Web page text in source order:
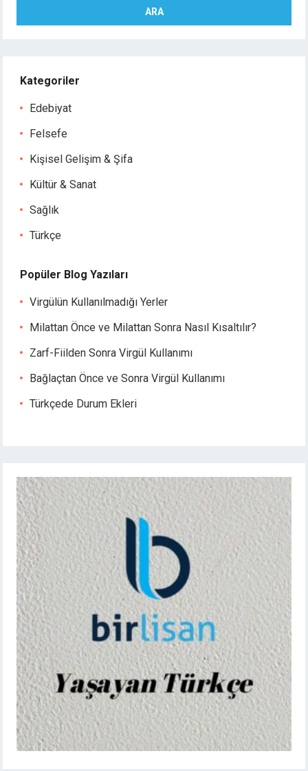
ARA
Kategoriler
Edebiyat
Felsefe
Kişisel Gelişim & Şifa
Kültür & Sanat
Sağlık
Türkçe
Popüler Blog Yazıları
Virgülün Kullanılmadığı Yerler
Milattan Önce ve Milattan Sonra Nasıl Kısaltılır?
Zarf-Fiilden Sonra Virgül Kullanımı
Bağlaçtan Önce ve Sonra Virgül Kullanımı
Türkçede Durum Ekleri